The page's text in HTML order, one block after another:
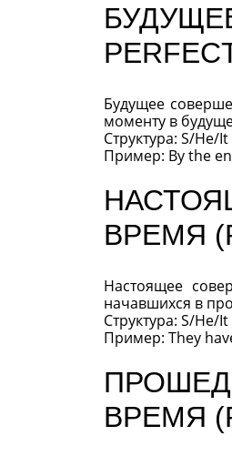
Будущее
моменту в
Структура: S/He/
Пример: By the
ВРЕМЯ
Настоящее
начавшихся в
Структура: S/He/
Пример: They
ВРЕМЯ